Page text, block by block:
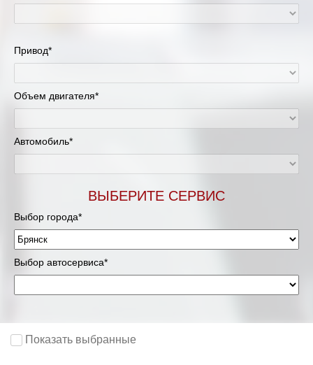
Привод*
Объем двигателя*
Автомобиль*
ВЫБЕРИТЕ СЕРВИС
Выбор города*
Выбор автосервиса*
Показать выбранные